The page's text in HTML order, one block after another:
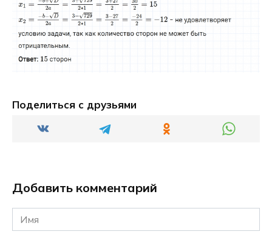
Поделиться с друзьями
Добавить комментарий
Имя
*